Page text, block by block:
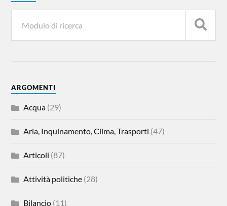
ARGOMENTI
Acqua (29)
Aria, Inquinamento, Clima, Trasporti (47)
Articoli (87)
Attività politiche (28)
Bilancio (11)